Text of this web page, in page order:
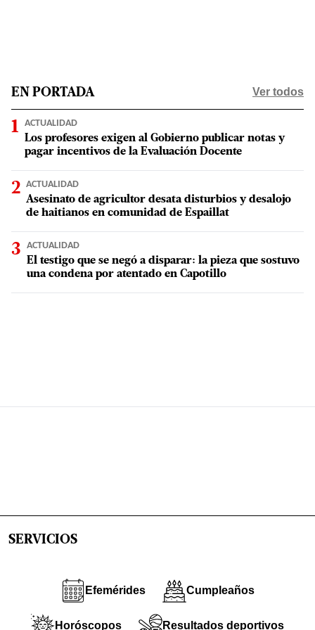
EN PORTADA Ver todos
ACTUALIDAD
Los profesores exigen al Gobierno publicar notas y
pagar incentivos de la Evaluación Docente
ACTUALIDAD
Asesinato de agricultor desata disturbios y desalojo
de haitianos en comunidad de Espaillat
ACTUALIDAD
El testigo que se negó a disparar: la pieza que sostuvo
una condena por atentado en Capotillo
SERVICIOS
Efemérides Cumpleaños
Horóscopos Resultados deportivos